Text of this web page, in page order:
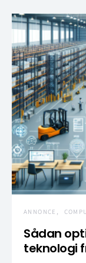
ANNONCE
Sådan
teknologi